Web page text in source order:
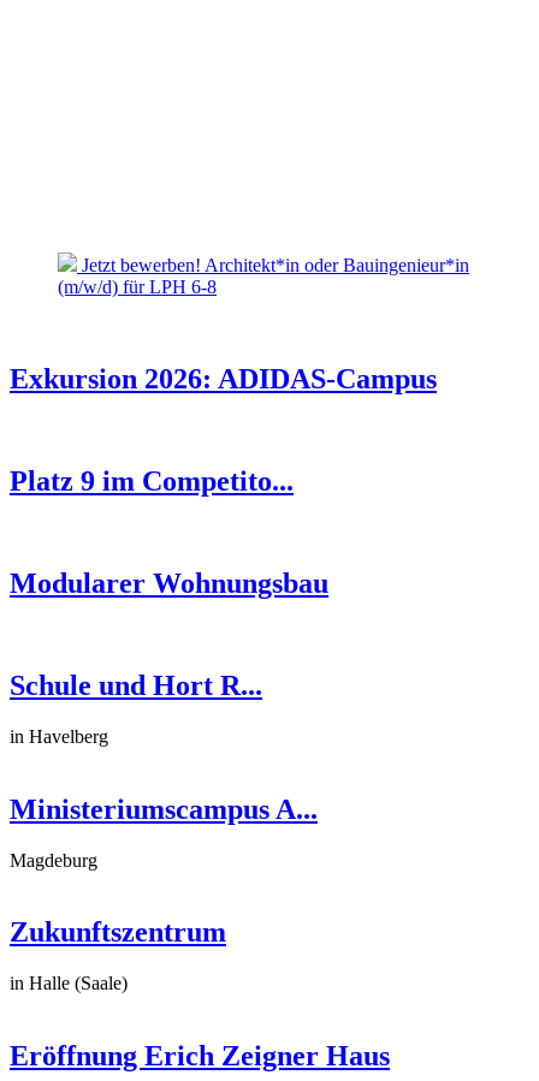
Jetzt bewerben! Architekt*in oder Bauingenieur*in
(m/w/d) für LPH 6-8
Exkursion 2026: ADIDAS-Campus
Platz 9 im Competito...
Modularer Wohnungsbau
Schule und Hort R...
in Havelberg
Ministeriumscampus A...
Magdeburg
Zukunftszentrum
in Halle (Saale)
Eröffnung Erich Zeigner Haus